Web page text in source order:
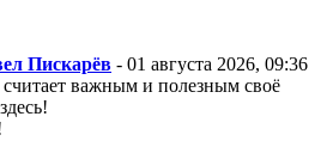
Пискарёв - 01 августа 2026, 09:36
считает важным и полезным своё